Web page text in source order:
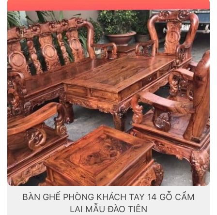
BÀN GHẾ PHÒNG KHÁCH TAY 14 GỖ CẨM
LAI MẪU ĐÀO TIÊN